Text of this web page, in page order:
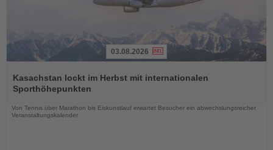
Sie
die
Nachrichten
03.08.2026
Kasachstan lockt im Herbst mit internationalen
Sporthöhepunkten
Von Tennis über Marathon bis Eiskunstlauf erwartet Besucher ein abwechslungsreicher
Veranstaltungskalender